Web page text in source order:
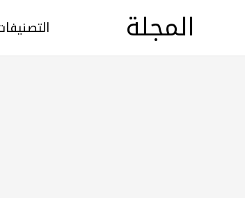
المحتوى المجلة